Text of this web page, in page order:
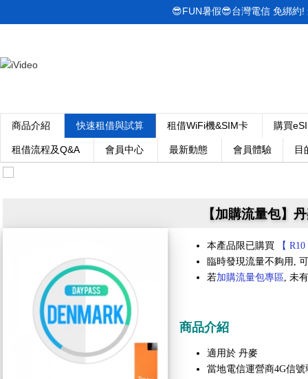
商品介紹 快速租借與試算 租借WiFi機&SIM卡 購買
租借流程及Q&A 會員中心 最新動態 會員體驗 目
😎FUN暑假😎台灣電信 免綁約
【加購流量包】
本產品限已購買
【
臨時發現流量不夠用,
若加購流量包專區, 未
商品介紹
適用於 丹麥
當地電信運營商4G信